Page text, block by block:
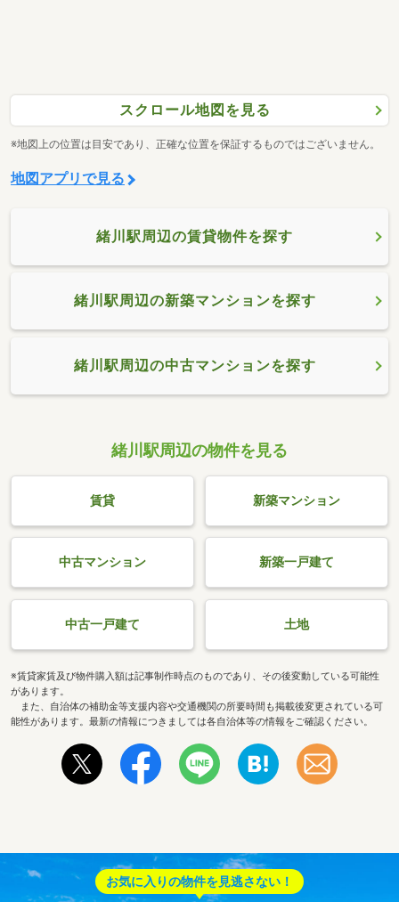
スクロール地図を見る
※地図上の位置は目安であり、正確な位置を保証するものではございません。
地図アプリで見る
緒川駅周辺の賃貸物件を探す
緒川駅周辺の新築マンションを探す
緒川駅周辺の中古マンションを探す
緒川駅周辺の物件を見る
賃貸 新築マンション
中古マンション 新築一戸建て
中古一戸建て 土地
※賃貸家賃及び物件購入額は記事制作時点のものであり、その後変動している可能性
があります。
また、自治体の補助金等支援内容や交通機関の所要時間も掲載後変更されている可
能性があります。最新の情報につきましては各自治体等の情報をご確認ください。
お気に入りの物件を見逃さない！